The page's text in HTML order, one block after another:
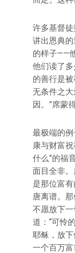
许多基督
讲出恩典
的样子——
他们读了
的善行是
无条件之
因。”席蒙
最极端的
康与财富
什么”的福
面目全非
是那位富
唐离谱。
不愿放下
道：“可怜
耶稣，放
一个百万